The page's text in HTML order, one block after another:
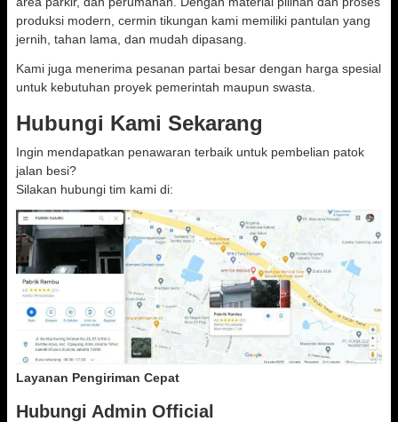
produksi modern, cermin tikungan kami memiliki pantulan yang
jernih, tahan lama, dan mudah dipasang.
Kami juga menerima pesanan partai besar dengan harga spesial
untuk kebutuhan proyek pemerintah maupun swasta.
Hubungi Kami Sekarang
Ingin mendapatkan penawaran terbaik untuk pembelian patok
jalan besi?
Silakan hubungi tim kami di:
Layanan Pengiriman Cepat
Hubungi Admin Official